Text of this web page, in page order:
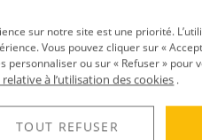
Volume
- célèbre pour
sur notre site est une priorité.
Vous pouvez cliquer sur «
personnaliser ou sur « Refuser » pour
à l’utilisation des cookies .
TOUT REFUSER